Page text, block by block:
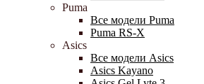
Puma
Все модели Puma
Puma RS-X
Asics
Все модели Asics
Asics Kayano